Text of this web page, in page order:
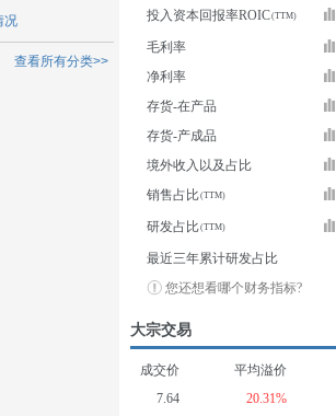
况
查看所有分类>>
投入资本回报率ROIC
毛利率
净利率
存货-在产品
存货-产成品
境外收入以及占比
销售占比
研发占比
最近三年累计研发占比
您还想看哪个财务指标?
大宗交易
成交价
平均溢价
7.64
20.31%